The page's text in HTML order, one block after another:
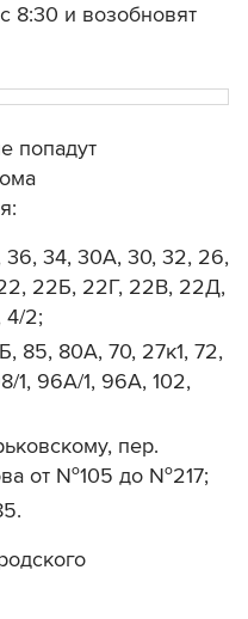
8:30 и возобновят
попадут
36, 34, 30А, 30, 32, 26,
22Б, 22Г, 22В, 22Д,
4/2;
85, 80А, 70, 27к1, 72,
1, 96А/1, 96А, 102,
пер.
от №105 до №217;